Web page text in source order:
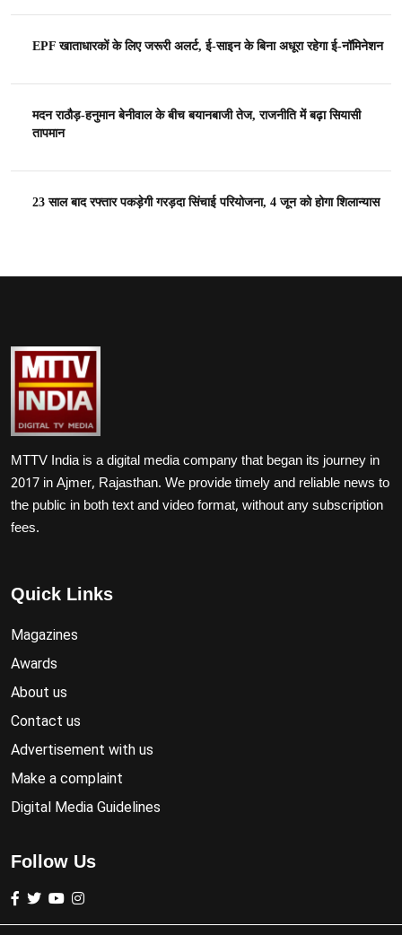
EPF खाताधारकों के लिए जरूरी अलर्ट, ई-साइन के बिना अधूरा रहेगा ई-नॉमिनेशन
मदन राठौड़-हनुमान बेनीवाल के बीच बयानबाजी तेज, राजनीति में बढ़ा सियासी
तापमान
23 साल बाद रफ्तार पकड़ेगी गरड़दा सिंचाई परियोजना, 4 जून को होगा शिलान्यास
MTTV India is a digital media company that began its journey in
2017 in Ajmer, Rajasthan. We provide timely and reliable news to
the public in both text and video format, without any subscription
fees.
Quick Links
Magazines
Awards
About us
Contact us
Advertisement with us
Make a complaint
Digital Media Guidelines
Follow Us